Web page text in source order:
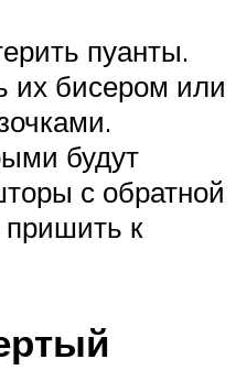
пуанты.
их бисером или
будут
с обратной
к